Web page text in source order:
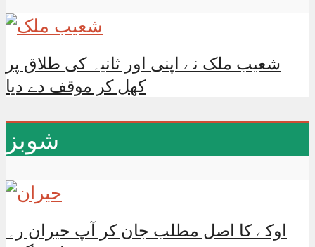
شعیب ملک نے اپنی اور ثانیہ کی طلاق پر
کھل کر موقف دے دیا
شوبز
اوکے کا اصل مطلب جان کر آپ حیران رہ